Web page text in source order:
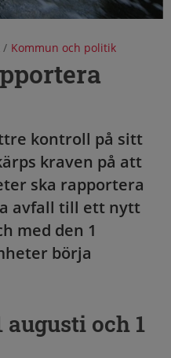
/ Kommun och politik
kontroll på sitt
kraven på att
ska rapportera
avfall till ett nytt
med den 1
börja
och 1